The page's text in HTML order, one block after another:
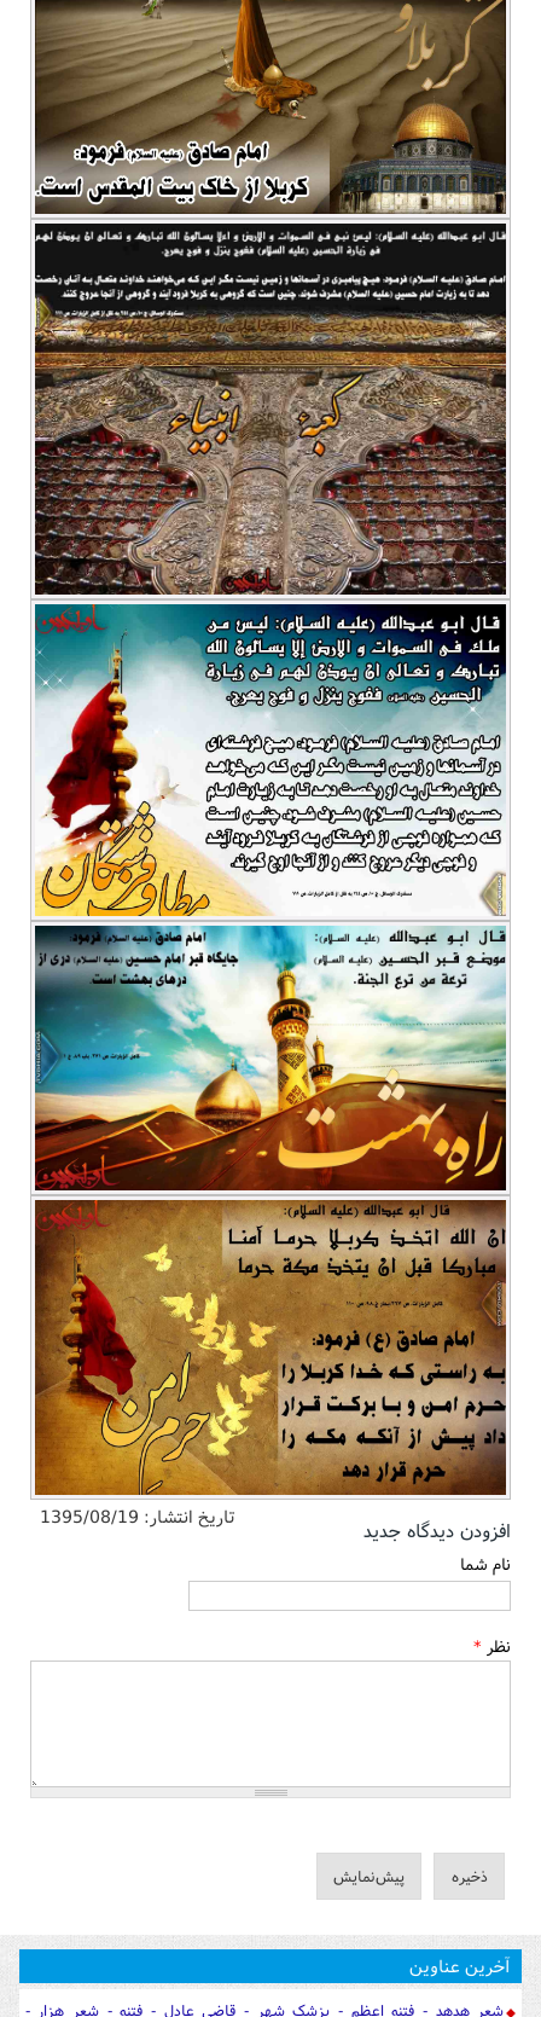
تاریخ انتشار: 1395/08/19 افزودن دیدگاه جدید
نام شما
نظر *
آخرین عناوین
شعر هدهد - فتنه اعظم - پزشک شهر - قاضی عادل - فتنه - شعر هزار -